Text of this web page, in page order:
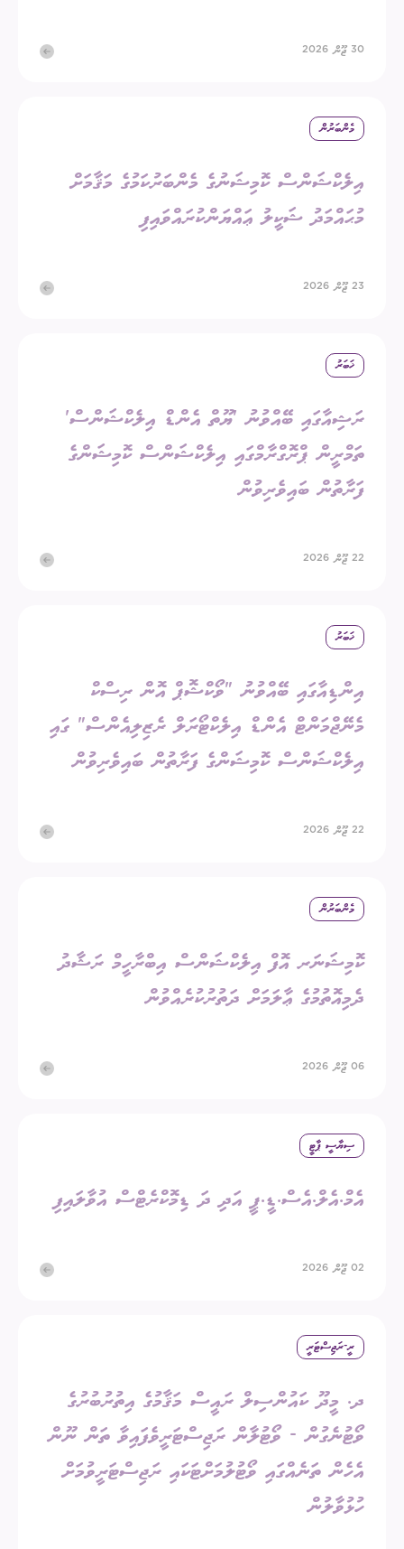
30 ޖޫން 2026
މެންބަރުން
އިލެކްޝަންސް ކޮމިޝަނުގެ މެންބަރުކަމުގެ މަޤާމަށް
މުޙައްމަދު ޝަކީލު ޢައްޔަންކުރައްވައިފި
23 ޖޫން 2026
ޚަބަރު
ރަޝިއާގައި ބޭއްވުނު 'ޔޫތް އެންޑް އިލެކްޝަންސް'
ތަމްރީން ޕްރޮގްރާމްގައި އިލެކްޝަންސް ކޮމިޝަންގެ
ފަރާތުން ބައިވެރިވުން
22 ޖޫން 2026
ޚަބަރު
އިންޑިއާގައި ބޭއްވުނު "ވޯކްޝޮޕް އޮން ރިސްކް
މެނޭޖްމަންޓް އެންޑް އިލެކްޓޯރަލް ރެޒިލިއެންސް" ގައި
އިލެކްޝަންސް ކޮމިޝަންގެ ފަރާތުން ބައިވެރިވުން
22 ޖޫން 2026
މެންބަރުން
ކޮމިޝަނަރ އޮފް އިލެކްޝަންސް އިބްރާހީމް ރަޝާދު
ދެމިއޮތުމުގެ ޢާލަމަށް ދަތުރުކުރެއްވުން
06 ޖޫން 2026
ސިޔާސީ ޕާޓީ
އެމް.އެލް.އެސް.ޑީ.ޕީ އަދި ދަ ޑިމޮކްރެޓްސް އުވާލައިފި
02 ޖޫން 2026
ރީ-ރަޖިސްޓަރީ
ދ. މީދޫ ކައުންސިލް ރައީސް މަޤާމުގެ އިތުރުބުރުގެ
ވޯޓުނެގުން - ވޯޓުލާން ރަޖިސްޓަރީވެފައިވާ ތަން ނޫން
އެހެން ތަނެއްގައި ވޯޓުލުމަށްޓަކައި ރަޖިސްޓަރީވުމަށް
ހުޅުވާލުން